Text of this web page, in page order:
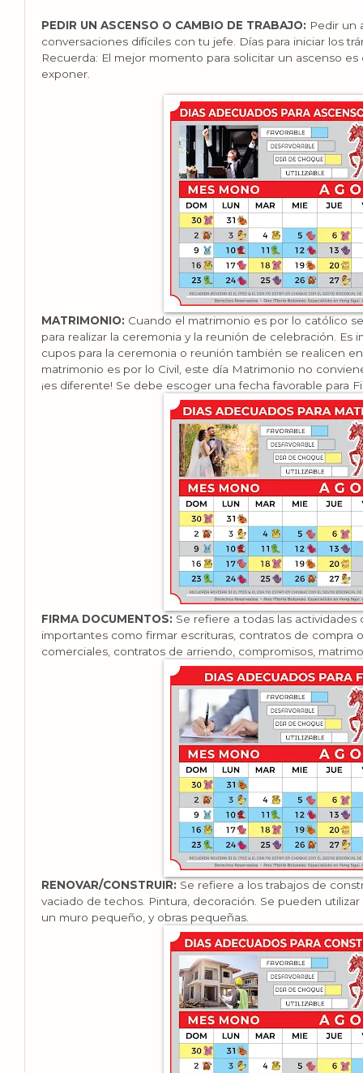
PEDIR UN ASCENSO O CAMBIO DE TRABAJO: Pedir un
conversaciones difíciles con tu jefe. Días para iniciar los
Recuerda: El mejor momento para solicitar un ascenso
exponer.
MATRIMONIO: Cuando el matrimonio es por lo católico
para realizar la ceremonia y la reunión de celebración. Es
cupos para la ceremonia o reunión también se realicen
matrimonio es por lo Civil, este día Matrimonio no
¡es diferente! Se debe escoger una fecha favorable para
FIRMA DOCUMENTOS: Se refiere a todas las
importantes como firmar escrituras, contratos de compra
comerciales, contratos de arriendo, compromisos,
RENOVAR/CONSTRUIR: Se refiere a los trabajos de
vaciado de techos. Pintura, decoración. Se pueden
un muro pequeño, y obras pequeñas.